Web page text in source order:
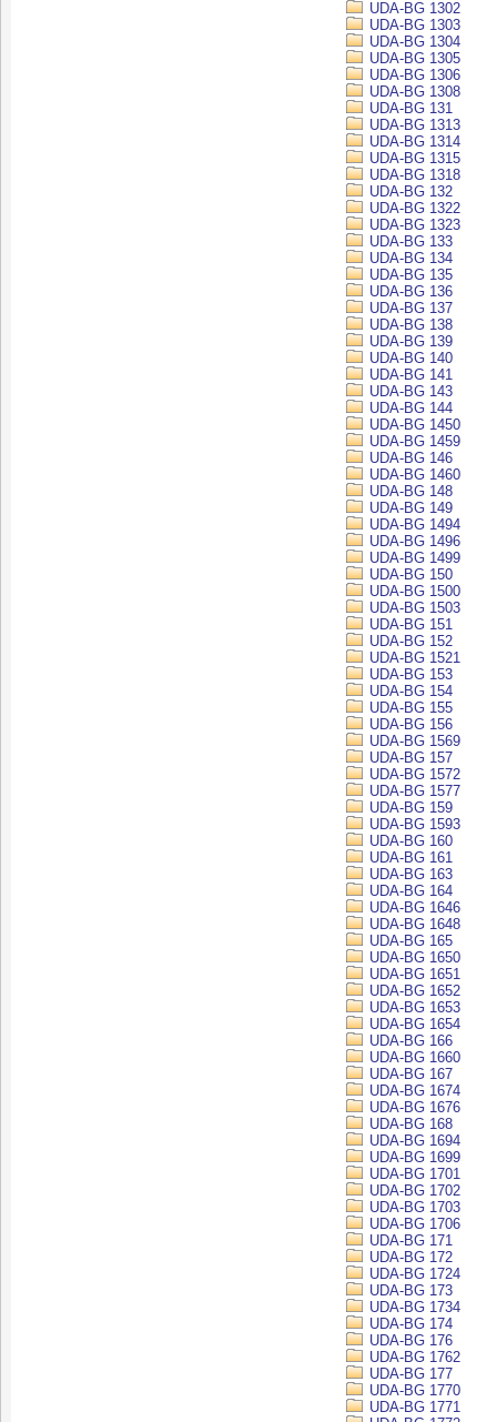
UDA-BG 1302
UDA-BG 1303
UDA-BG 1304
UDA-BG 1305
UDA-BG 1306
UDA-BG 1308
UDA-BG 131
UDA-BG 1313
UDA-BG 1314
UDA-BG 1315
UDA-BG 1318
UDA-BG 132
UDA-BG 1322
UDA-BG 1323
UDA-BG 133
UDA-BG 134
UDA-BG 135
UDA-BG 136
UDA-BG 137
UDA-BG 138
UDA-BG 139
UDA-BG 140
UDA-BG 141
UDA-BG 143
UDA-BG 144
UDA-BG 1450
UDA-BG 1459
UDA-BG 146
UDA-BG 1460
UDA-BG 148
UDA-BG 149
UDA-BG 1494
UDA-BG 1496
UDA-BG 1499
UDA-BG 150
UDA-BG 1500
UDA-BG 1503
UDA-BG 151
UDA-BG 152
UDA-BG 1521
UDA-BG 153
UDA-BG 154
UDA-BG 155
UDA-BG 156
UDA-BG 1569
UDA-BG 157
UDA-BG 1572
UDA-BG 1577
UDA-BG 159
UDA-BG 1593
UDA-BG 160
UDA-BG 161
UDA-BG 163
UDA-BG 164
UDA-BG 1646
UDA-BG 1648
UDA-BG 165
UDA-BG 1650
UDA-BG 1651
UDA-BG 1652
UDA-BG 1653
UDA-BG 1654
UDA-BG 166
UDA-BG 1660
UDA-BG 167
UDA-BG 1674
UDA-BG 1676
UDA-BG 168
UDA-BG 1694
UDA-BG 1699
UDA-BG 1701
UDA-BG 1702
UDA-BG 1703
UDA-BG 1706
UDA-BG 171
UDA-BG 172
UDA-BG 1724
UDA-BG 173
UDA-BG 1734
UDA-BG 174
UDA-BG 176
UDA-BG 1762
UDA-BG 177
UDA-BG 1770
UDA-BG 1771